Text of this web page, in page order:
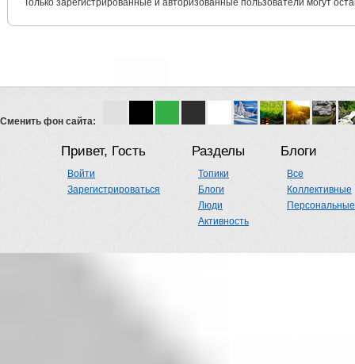
Только зарегистрированные и авторизованные пользователи могут
Сменить фон сайта:
Привет, Гость
Войти
Зарегистрироваться
Разделы
Топики
Блоги
Люди
Активность
Блоги
Все
Коллективные
Персональные